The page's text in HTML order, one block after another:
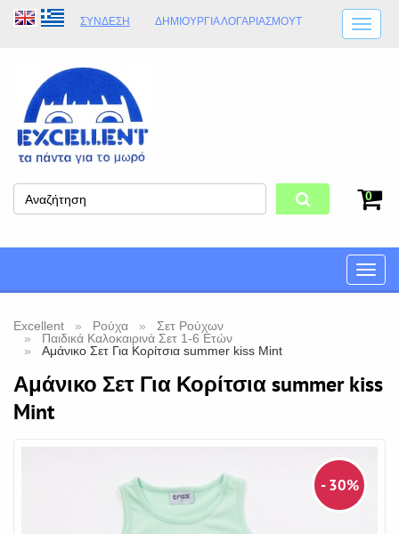
ΣΎΝΔΕΣΗ ΔΗΜΙΟΥΡΓΊΑ ΛΟΓΑΡΙΑΣΜΟΎT
ΩΡΆΡΙΟ ΚΑΤΑΣΤΉΜΑΤΟΣ
ΦΥΣΙΚΌ ΚΑΤΆΣΤΗΜΑ
0
Toggle
Excellent Ρούχα
Σετ Ρούχων
Παιδικά Καλοκαιρινά Σετ 1-6 Ετών
Αμάνικο Σετ Για Κορίτσια summer kiss Mint
Αμάνικο Σετ Για Κορίτσια summer kiss
Mint
- 30%